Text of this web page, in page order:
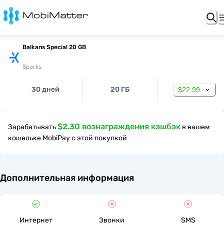
Balkans Special 20 GB
Sparks
30 дней 20 ГБ $22.99
Зарабатывать$2.30 вознаграждения кэшбэк в вашем
кошельке MobiPay с этой покупкой
Дополнительная информация
Интернет Звонки SMS